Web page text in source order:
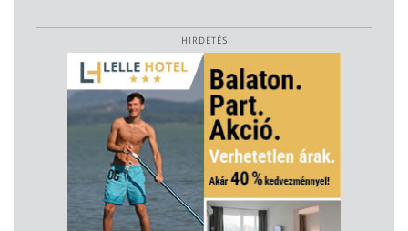
HIRDETÉS